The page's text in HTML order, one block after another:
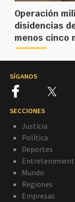
Operación
disidencias
menos cinco
SÍGANOS
SECCIONES
Justicia
Política
Deportes
Mundo
Regiones
Empresas